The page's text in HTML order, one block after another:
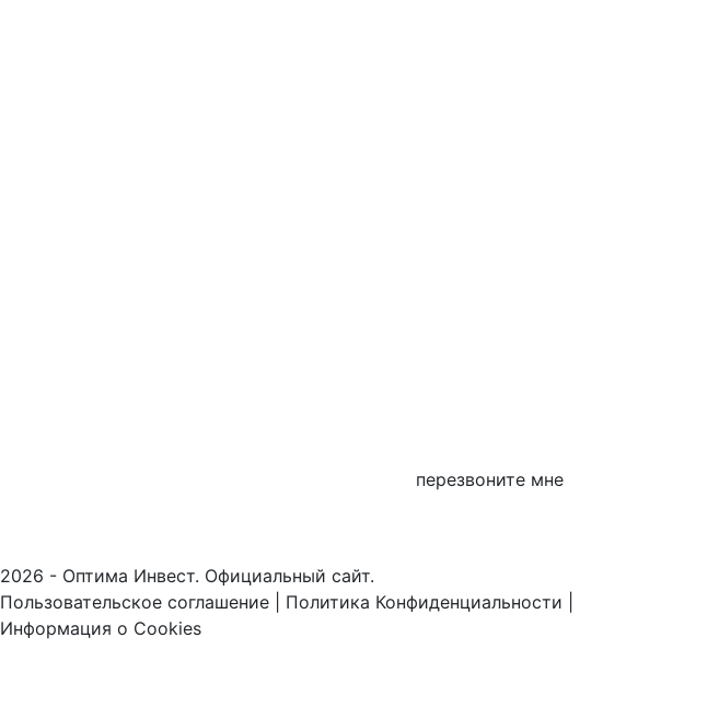
перезвоните мне
2026 - Оптима Инвест. Официальный сайт.
Пользовательское соглашение
Политика Конфиденциальности
Информация о Cookies